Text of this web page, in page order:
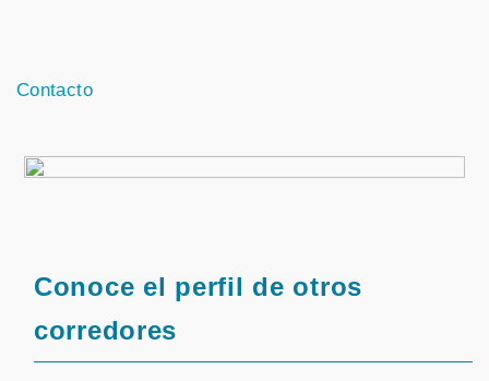
Contacto
Conoce el perfil de otros
corredores